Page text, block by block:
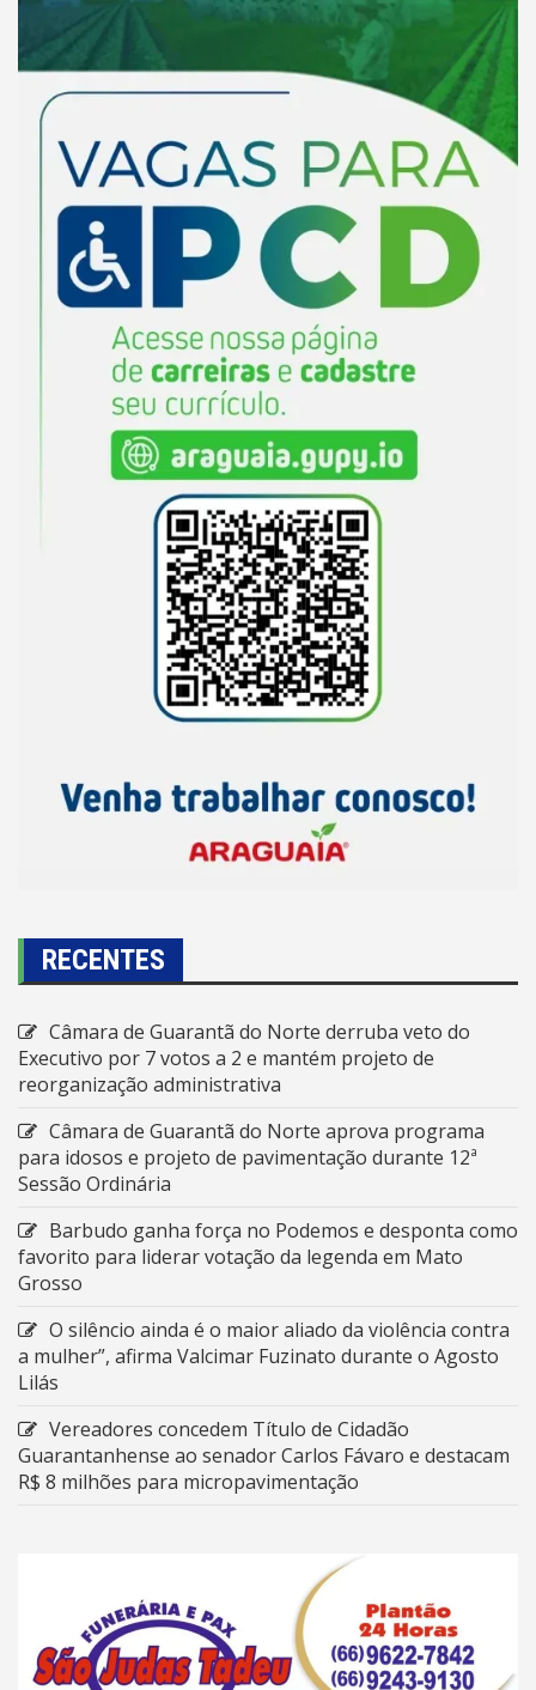
RECENTES
Câmara de Guarantã do Norte derruba veto do
Executivo por 7 votos a 2 e mantém projeto de
reorganização administrativa
Câmara de Guarantã do Norte aprova programa
para idosos e projeto de pavimentação durante 12ª
Sessão Ordinária
Barbudo ganha força no Podemos e desponta como
favorito para liderar votação da legenda em Mato
Grosso
O silêncio ainda é o maior aliado da violência contra
a mulher”, afirma Valcimar Fuzinato durante o Agosto
Lilás
Vereadores concedem Título de Cidadão
Guarantanhense ao senador Carlos Fávaro e destacam
R$ 8 milhões para micropavimentação